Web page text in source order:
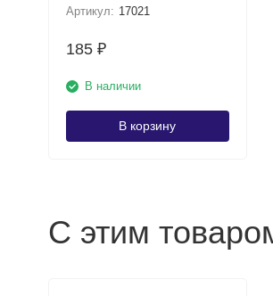
Артикул: 17021
185 ₽
В наличии
В корзину
С этим